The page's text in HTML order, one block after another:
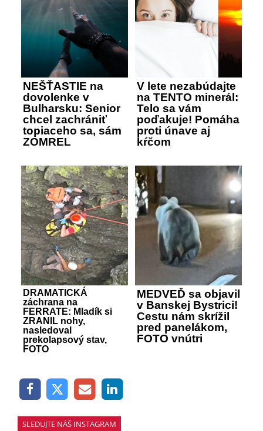
NEŠŤASTIE na
dovolenke v
Bulharsku: Senior
chcel zachrániť
topiaceho sa, sám
ZOMREL
V lete nezabúdajte
na TENTO minerál:
Telo sa vám
poďakuje! Pomáha
proti únave aj
kŕčom
DRAMATICKÁ
záchrana na
FERRATE: Mladík si
ZRANIL nohy,
nasledoval
prekolapsový stav,
FOTO
MEDVEĎ sa objavil
v Banskej Bystrici!
Cestu nám skrížil
pred panelákom,
FOTO vnútri
SLEDUJTE NÁŠ INSTAGRAM